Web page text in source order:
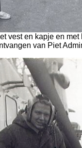
vest en kapje en
van Piet